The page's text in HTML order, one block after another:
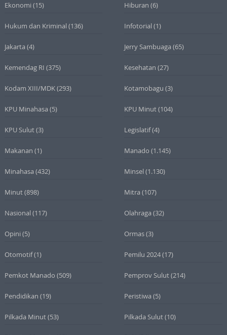
Ekonomi (15) Hiburan (6)
Hukum dan Kriminal (136) Infotorial (1)
Jakarta (4) Jerry Sambuaga (65)
Kemendag RI (375) Kesehatan (27)
Kodam XIII/MDK(293) Kotamobagu (3)
KPU Minahasa (5) KPU Minut(104)
KPU Sulut(3) Legislatif(4)
Makanan (1) Manado (1.145)
Minahasa (432) Minsel (1.130)
Minut(898) Mitra (107)
Nasional (117) Olahraga (32)
Opini (5) Ormas(3)
Otomotif(1) Pemilu 2024(17)
Pemkot Manado (509) Pemprov Sulut(214)
Pendidikan (19) Peristiwa (5)
Pilkada Minut(53) Pilkada Sulut(10)